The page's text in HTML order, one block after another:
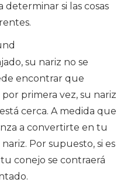
determinar si las cosas
su nariz no se
encontrar que
primera vez, su nariz
cerca. A medida que
a convertirte en tu
Por supuesto, si es
conejo se contraerá